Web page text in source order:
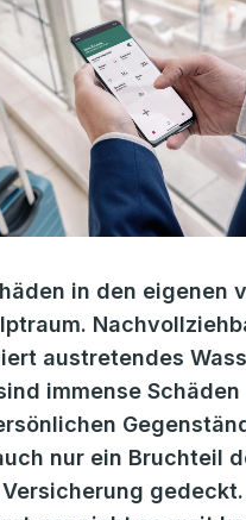
in den eigenen
austretendes
immense Schäden
nur ein Bruchteil
gedeckt.